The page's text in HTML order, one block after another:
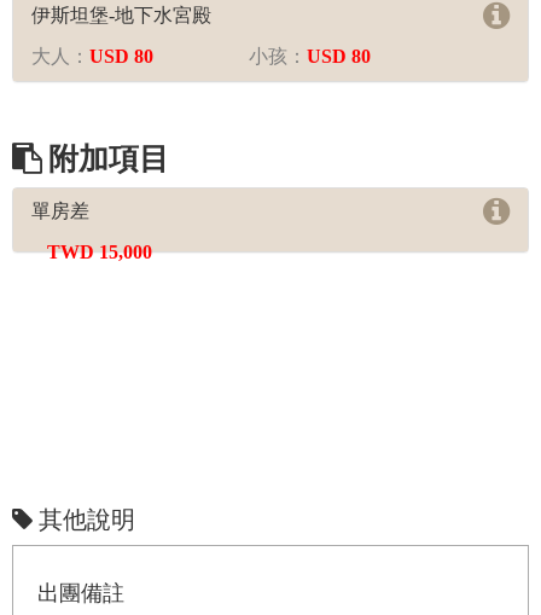
伊斯坦堡-地下水宮殿
大人： USD 80 小孩： USD 80
附加項目
單房差
TWD 15,000
其他說明
出團備註